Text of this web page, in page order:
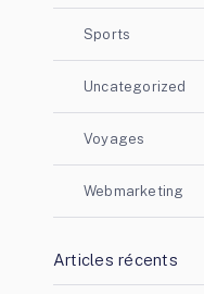
Sports
Uncategorized
Voyages
Webmarketing
Articles récents